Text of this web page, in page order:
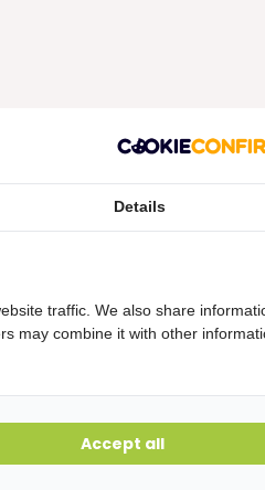
- 6-12
Kinderen -
Ppm -
Details
traffic. We also share
may combine it with other
Accept all